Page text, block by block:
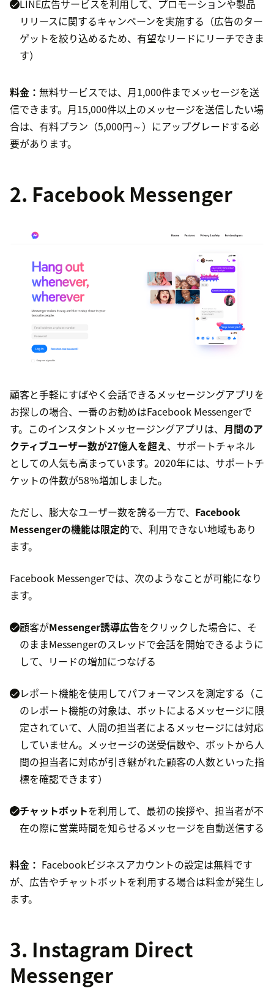
LINE広告サービスを利用して、プロモーションや製品
リリースに関するキャンペーンを実施する（広告のター
ゲットを絞り込めるため、有望なリードにリーチできま
す）
料金： 無料サービスでは、月1,000件までメッセージを送
信できます。月15,000件以上のメッセージを送信したい場
合は、有料プラン（5,000円～）にアップグレードする必
要があります。
2. Facebook Messenger
顧客と手軽にすばやく会話できるメッセージングアプリを
お探しの場合、一番のお勧めはFacebook Messengerで
す。このインスタントメッセージングアプリは、 月間のア
クティブユーザー数が27億人を超え、サポートチャネル
としての人気も高まっています。2020年には、サポートチ
ケットの件数が58％増加しました。
ただし、膨大なユーザー数を誇る一方で、 Facebook
Messengerの機能は限定的で、利用できない地域もあり
ます。
Facebook Messengerでは、次のようなことが可能になり
ます。
顧客がMessenger誘導広告をクリックした場合に、そ
のままMessengerのスレッドで会話を開始できるように
して、リードの増加につなげる
レポート機能を使用してパフォーマンスを測定する（こ
のレポート機能の対象は、ボットによるメッセージに限
定されていて、人間の担当者によるメッセージには対応
していません。メッセージの送受信数や、ボットから人
間の担当者に対応が引き継がれた顧客の人数といった指
標を確認できます）
チャットボットを利用して、最初の挨拶や、担当者が不
在の際に営業時間を知らせるメッセージを自動送信する
料金： Facebookビジネスアカウントの設定は無料です
が、広告やチャットボットを利用する場合は料金が発生し
ます。
3. Instagram Direct
Messenger